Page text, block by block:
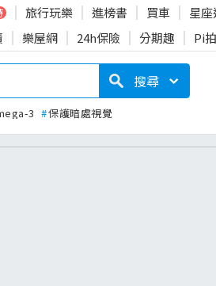
旅行玩樂 進榜書 買車 星
樂屋網 24h保險 分期趣 Pi
搜尋
3 #保護暗處視覺